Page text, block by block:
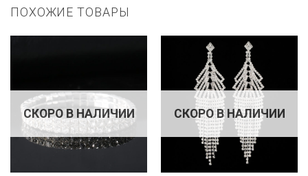
ПОХОЖИЕ ТОВАРЫ
СКОРО В НАЛИЧИИ СКОРО В НАЛИЧИИ